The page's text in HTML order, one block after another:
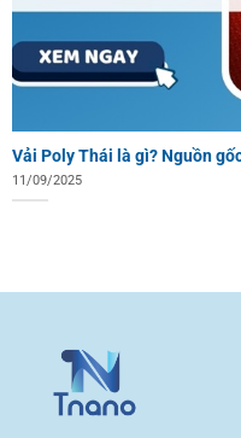
Vải Poly Thái là gì? Nguồn
11/09/2025